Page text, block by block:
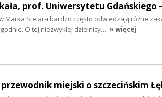
prof. Uniwersytetu Gdańskiego
Marka Stelara bardzo często odwiedzają różne
O tej niezwykłej dzielnicy… » więcej
przewodnik miejski o szczecińskim